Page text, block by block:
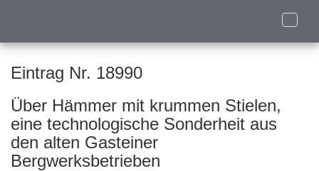
Toggle
Eintrag Nr. 18990
Über Hämmer mit krummen Stielen,
eine technologische Sonderheit aus
den alten Gasteiner
Bergwerksbetrieben